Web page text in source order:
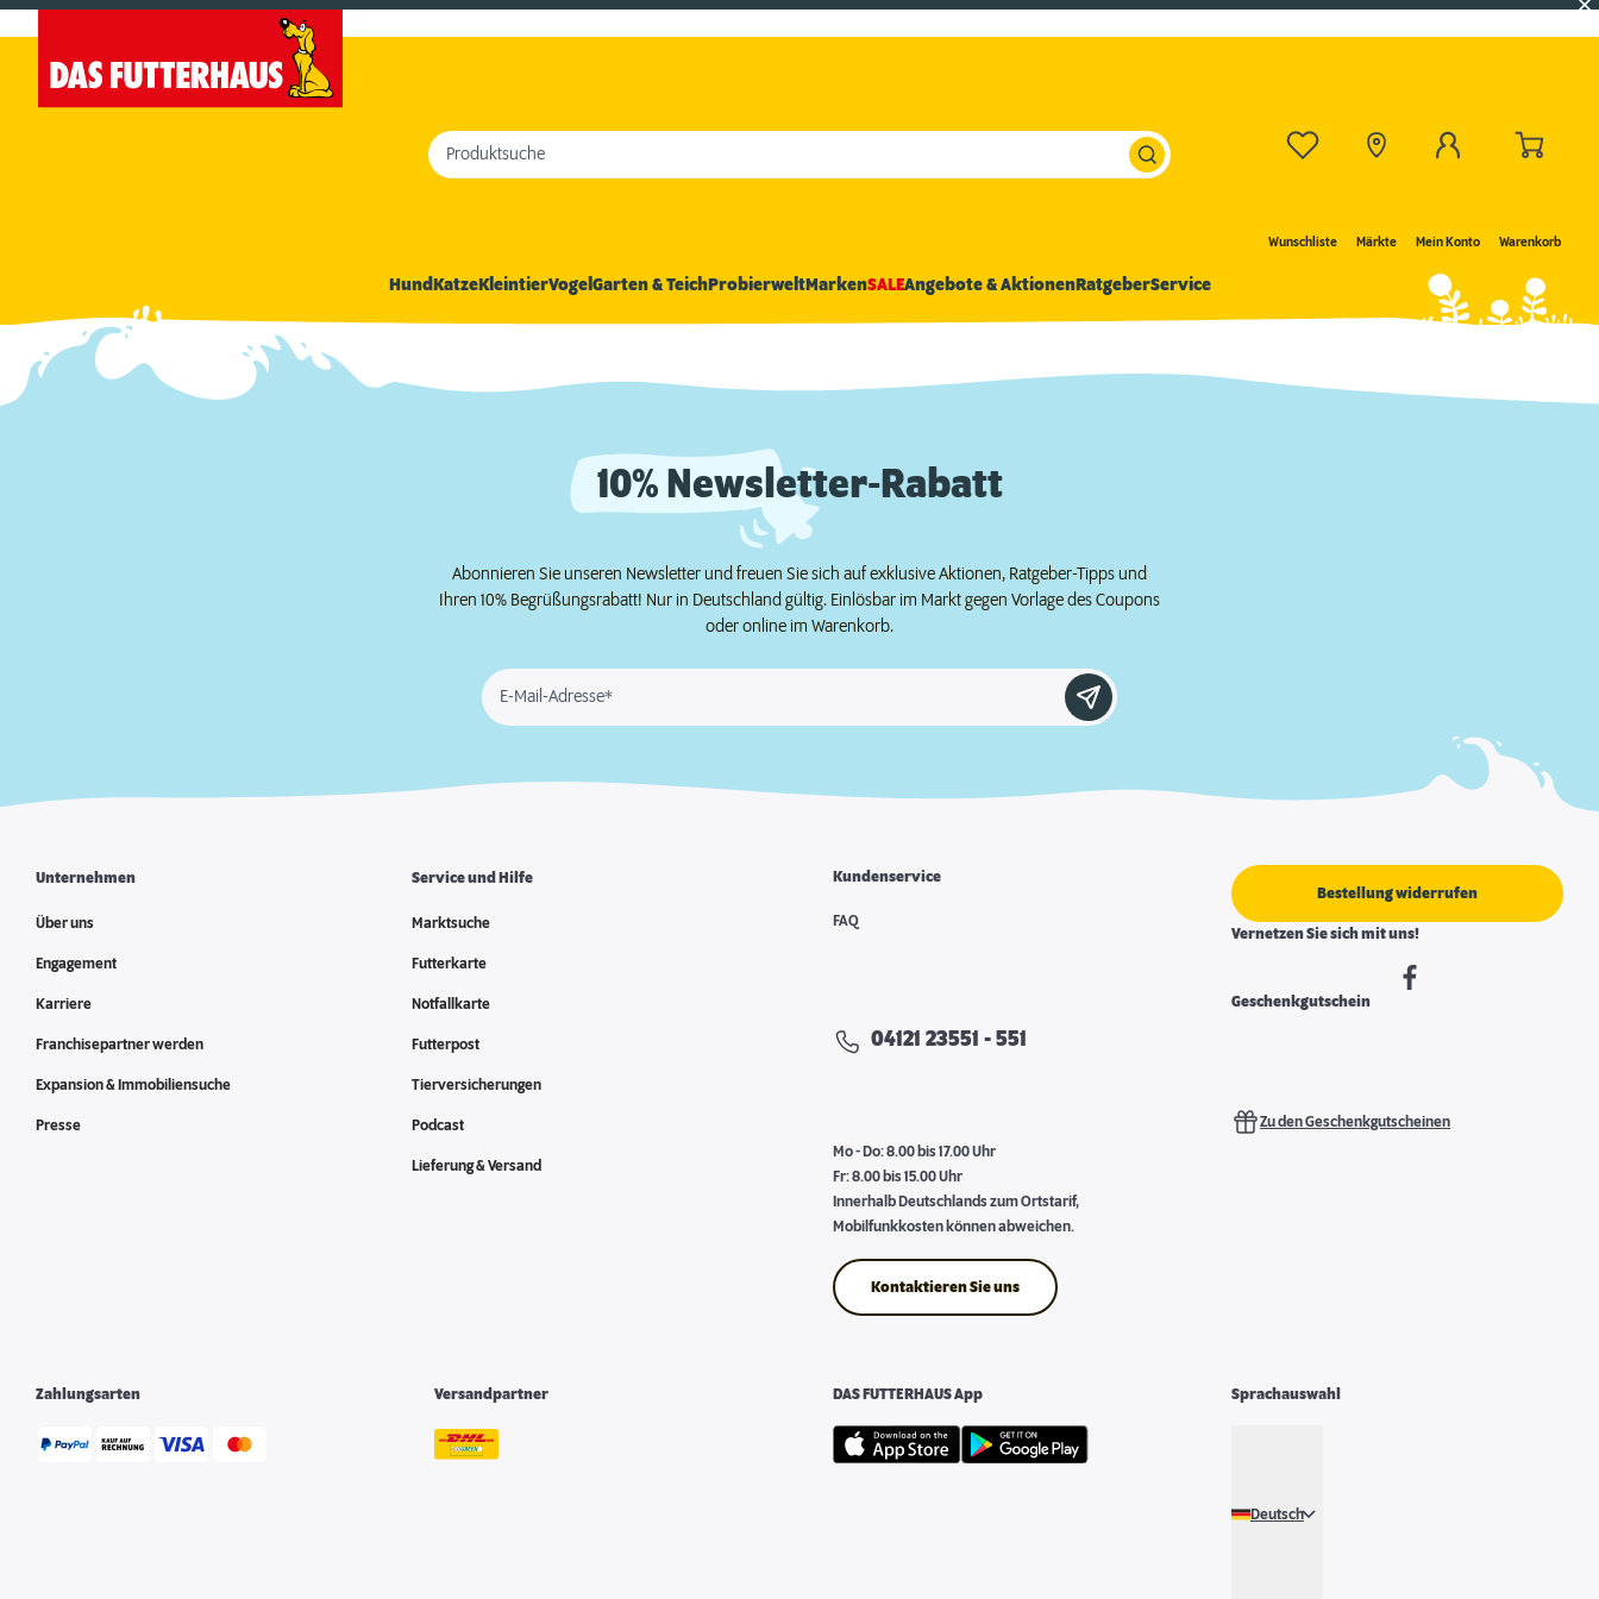
Wunschliste Märkte Mein Konto Warenkorb
Produktsuche
HundKatzeKleintierVogel Garten & TeichProbierweltMarkenSALEAngebote & AktionenRatgeberService
10% Newsletter-Rabatt
Abonnieren Sie unseren Newsletter und freuen Sie sich auf exklusive Aktionen, Ratgeber-Tipps und
Ihren 10% Begrüßungsrabatt! Nur in Deutschland gültig. Einlösbar im Markt gegen Vorlage des Coupons
oder online im Warenkorb.
E-Mail-Adresse*
Unternehmen
Über uns
Engagement
Karriere
Franchisepartner werden
Expansion & Immobiliensuche
Presse
Service und Hilfe
Marktsuche
Futterkarte
Notfallkarte
Futterpost
Tierversicherungen
Podcast
Lieferung & Versand
Kundenservice
FAQ
04121 23551 - 551
Mo - Do: 8.00 bis 17.00 Uhr
Fr: 8.00 bis 15.00 Uhr
Innerhalb Deutschlands zum Ortstarif,
Mobilfunkkosten können abweichen.
Kontaktieren Sie uns
Bestellung widerrufen
Vernetzen Sie sich mit uns!
Geschenkgutschein
Zu den Geschenkgutscheinen
Zahlungsarten Versandpartner DAS FUTTERHAUS App Sprachauswahl
Deutsch